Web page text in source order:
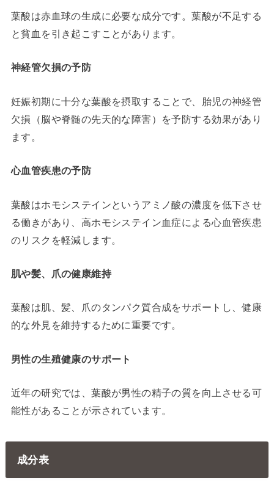
葉酸は赤血球の生成に必要な成分です。葉酸が不足する
と貧血を引き起こすことがあります。
神経管欠損の予防
妊娠初期に十分な葉酸を摂取することで、胎児の神経管
欠損（脳や脊髄の先天的な障害）を予防する効果があり
ます。
心血管疾患の予防
葉酸はホモシステインというアミノ酸の濃度を低下させ
る働きがあり、高ホモシステイン血症による心血管疾患
のリスクを軽減します。
肌や髪、爪の健康維持
葉酸は肌、髪、爪のタンパク質合成をサポートし、健康
的な外見を維持するために重要です。
男性の生殖健康のサポート
近年の研究では、葉酸が男性の精子の質を向上させる可
能性があることが示されています。
成分表